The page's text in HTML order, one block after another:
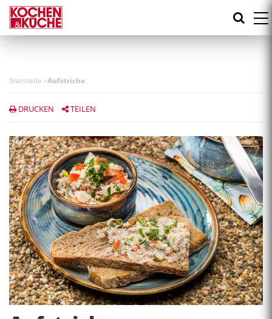
Direkt
zum
Inhalt
Startseite -Aufstriche
DRUCKEN TEILEN